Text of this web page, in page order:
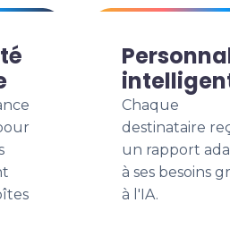
Chaque
destinataire
un rapport
à ses besoins
à l'IA.